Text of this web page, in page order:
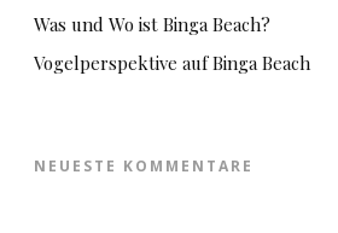
Was und Wo ist Binga Beach?
Vogelperspektive auf Binga Beach
NEUESTE KOMMENTARE